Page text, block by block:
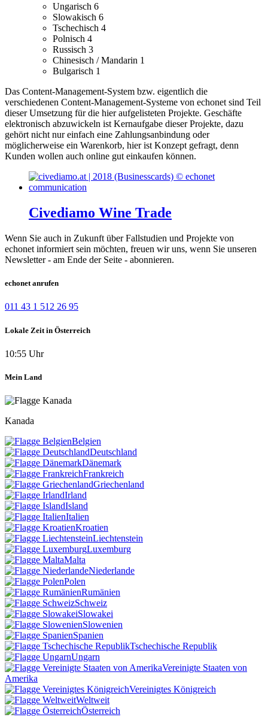
Ungarisch 6
Slowakisch 6
Tschechisch 4
Polnisch 4
Russisch 3
Chinesisch / Mandarin 1
Bulgarisch 1
Das Content-Management-System bzw. eigentlich die
verschiedenen Content-Management-Systeme von echonet sind Teil
dieser Umsetzung für die hier aufgelisteten Projekte. Geschäfte
elektronisch abzuwickeln ist Kernaufgabe dieser Projekte, dazu
gehört nicht nur einfach eine Zahlungsanbindung oder
möglicherweise ein Warenkorb, hier ist Konzept gefragt, denn
Kunden wollen auch online gut einkaufen können.
Civediamo Wine Trade
Wenn Sie auch in Zukunft über Fallstudien und Projekte von
echonet informiert sein möchten, freuen wir uns, wenn Sie unseren
Newsletter - am Ende der Seite - abonnieren.
echonet anrufen
011 43 1 512 26 95
Lokale Zeit in Österreich
10:55 Uhr
Mein Land
Kanada
Belgien
Deutschland
Dänemark
Frankreich
Griechenland
Irland
Island
Italien
Kroatien
Liechtenstein
Luxemburg
Malta
Niederlande
Polen
Rumänien
Schweiz
Slowakei
Slowenien
Spanien
Tschechische Republik
Ungarn
Vereinigte Staaten von
Amerika
Vereinigtes Königreich
Weltweit
Österreich